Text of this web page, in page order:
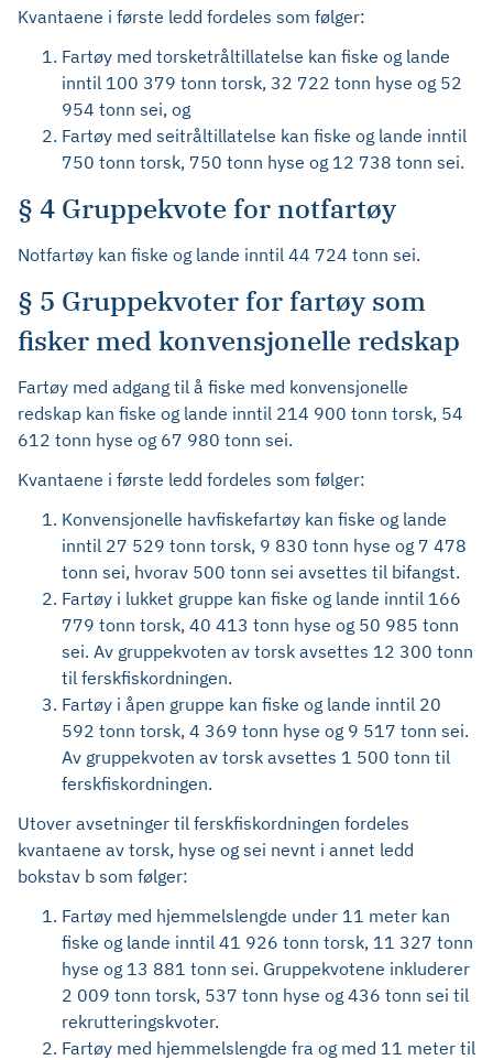
Kvantaene i første ledd fordeles som følger:
Fartøy med torsketråltillatelse kan fiske og lande
inntil 100 379 tonn torsk, 32 722 tonn hyse og 52
954 tonn sei, og
Fartøy med seitråltillatelse kan fiske og lande inntil
750 tonn torsk, 750 tonn hyse og 12 738 tonn sei.
§ 4 Gruppekvote for notfartøy
Notfartøy kan fiske og lande inntil 44 724 tonn sei.
§ 5 Gruppekvoter for fartøy som
fisker med konvensjonelle redskap
Fartøy med adgang til å fiske med konvensjonelle
redskap kan fiske og lande inntil 214 900 tonn torsk, 54
612 tonn hyse og 67 980 tonn sei.
Kvantaene i første ledd fordeles som følger:
Konvensjonelle havfiskefartøy kan fiske og lande
inntil 27 529 tonn torsk, 9 830 tonn hyse og 7 478
tonn sei, hvorav 500 tonn sei avsettes til bifangst.
Fartøy i lukket gruppe kan fiske og lande inntil 166
779 tonn torsk, 40 413 tonn hyse og 50 985 tonn
sei. Av gruppekvoten av torsk avsettes 12 300 tonn
til ferskfiskordningen.
Fartøy i åpen gruppe kan fiske og lande inntil 20
592 tonn torsk, 4 369 tonn hyse og 9 517 tonn sei.
Av gruppekvoten av torsk avsettes 1 500 tonn til
ferskfiskordningen.
Utover avsetninger til ferskfiskordningen fordeles
kvantaene av torsk, hyse og sei nevnt i annet ledd
bokstav b som følger:
Fartøy med hjemmelslengde under 11 meter kan
fiske og lande inntil 41 926 tonn torsk, 11 327 tonn
hyse og 13 881 tonn sei. Gruppekvotene inkluderer
2 009 tonn torsk, 537 tonn hyse og 436 tonn sei til
rekrutteringskvoter.
Fartøy med hjemmelslengde fra og med 11 meter til